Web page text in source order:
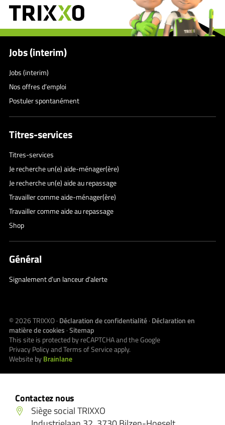
Contactez nous
Siège social TRIXXO
Jobs (interim)
Jobs (interim)
Nos offres d’emploi
Postuler spontanément
Titres-services
Titres-services
Je recherche un(e) aide-ménager(ère)
Je recherche un(e) aide au repassage
Travailler comme aide-ménager(ère)
Travailler comme aide au repassage
Shop
Général
Signalement d’un lanceur d’alerte
© 2026TRIXXO· Déclaration de confidentialité· Déclaration en
matière de cookies ·Sitemap
This site is protected by reCAPTCHA and the Google
Privacy PolicyandTerms of Serviceapply.
Website byBrainlane